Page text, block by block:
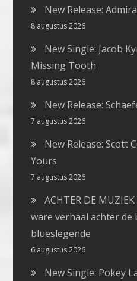
New Release:
8 augustus 2026
New Single: Jacob
Missing Tooth
8 augustus 2026
New Release:
7 augustus 2026
New Release: Scott
Yours
7 augustus 2026
ACHTER DE
ware verhaal achter de
blueslegende
6 augustus 2026
New Single: Pokey